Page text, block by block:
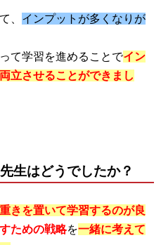
、 インプットが多くなりが
て学習を進めることでイン
立させることができまし
生はどうでしたか？
重きを置いて学習するのが良
ための戦略を一緒に考えて